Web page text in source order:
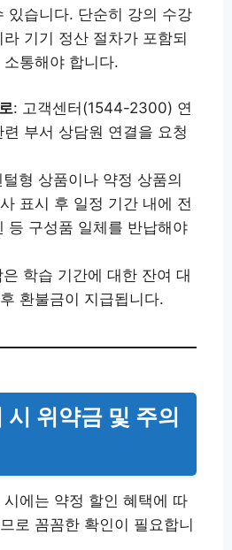
있습니다. 단순히 강의 수강
기기 정산 절차가 포함되
통해야 합니다.
: 고객센터(1544-2300) 연
부서 상담원 연결을 요청
형 상품이나 약정 상품의
표시 후 일정 기간 내에 전
등 구성품 일체를 반납해야
은 학습 기간에 대한 잔여 대
환불금이 지급됩니다.
시 위약금 및 주의
에는 약정 할인 혜택에 따
로 꼼꼼한 확인이 필요합니